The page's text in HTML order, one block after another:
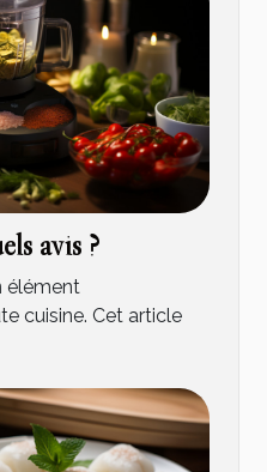
avis ?
élément
cuisine. Cet article